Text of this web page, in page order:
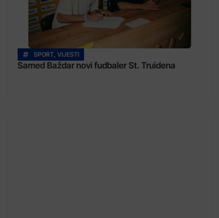
SPORT, VIJESTI
Samed Baždar novi fudbaler St. Truidena